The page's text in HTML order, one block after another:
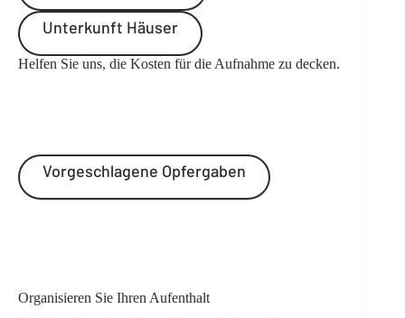
Unterkunft Häuser
Helfen Sie uns, die Kosten für die Aufnahme zu decken.
Vorgeschlagene Opfergaben
Organisieren Sie Ihren Aufenthalt